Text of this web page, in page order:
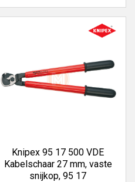
Knipex 95 17 500 VDE
Kabelschaar 27 mm, vaste
snijkop, 95 17